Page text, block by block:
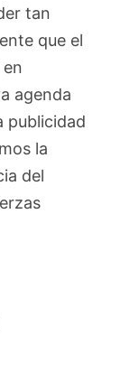
tan
que el
agenda
publicidad
la
del